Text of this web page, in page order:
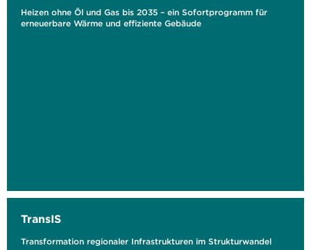
Heizen ohne Öl und Gas bis 2035 – ein Sofortprogramm für
erneuerbare Wärme und effiziente Gebäude
TransIS
Transformation regionaler Infrastrukturen im Strukturwandel